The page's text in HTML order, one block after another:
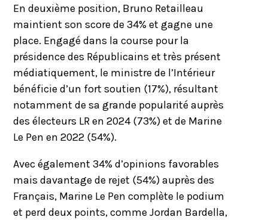
En deuxième position, Bruno Retailleau
maintient son score de 34% et gagne une
place. Engagé dans la course pour la
présidence des Républicains et très présent
médiatiquement, le ministre de l’Intérieur
bénéficie d’un fort soutien (17%), résultant
notamment de sa grande popularité auprès
des électeurs LR en 2024 (73%) et de Marine
Le Pen en 2022 (54%).
Avec également 34% d’opinions favorables
mais davantage de rejet (54%) auprès des
Français, Marine Le Pen complète le podium
et perd deux points, comme Jordan Bardella,